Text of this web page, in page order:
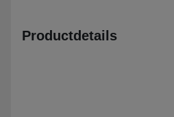
Productdetails